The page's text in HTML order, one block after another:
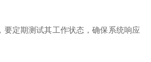
定期测试其工作状态，确保系统响应